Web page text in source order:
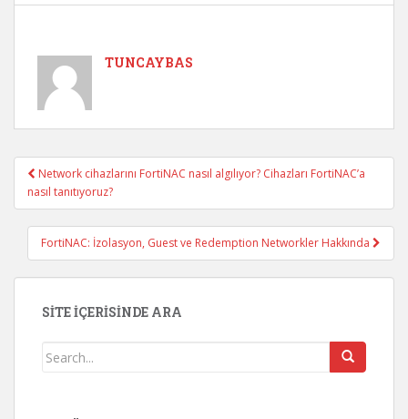
TUNCAYBAS
Post navigation
Network cihazlarını FortiNAC nasıl algılıyor? Cihazları FortiNAC’a
nasıl tanıtıyoruz?
FortiNAC: İzolasyon, Guest ve Redemption Networkler Hakkında
SITE İÇERISINDE ARA